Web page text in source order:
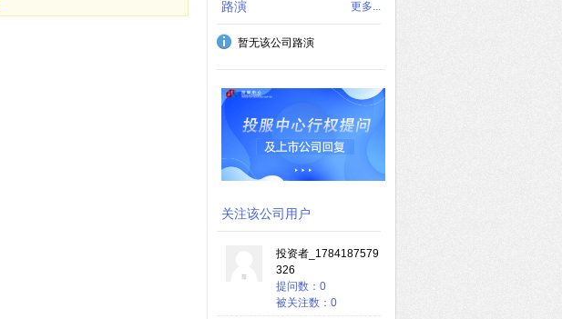
路演 更多...
暂无该公司路演
关注该公司用户
投资者_1784187579
326
提问数：0
被关注数：0